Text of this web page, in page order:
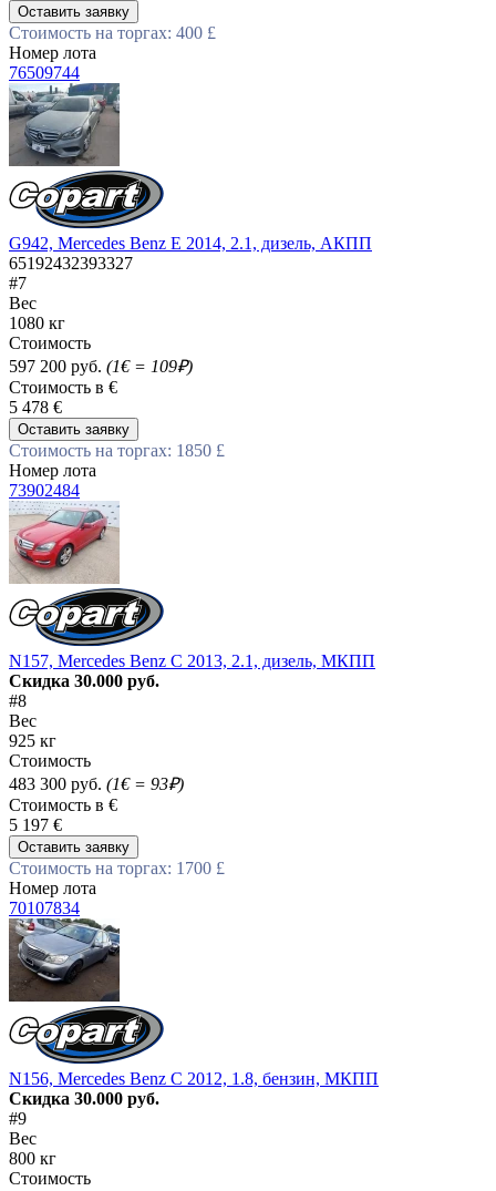
Оставить заявку
Стоимость на торгах: 400 £
Номер лота
76509744
G942, Mercedes Benz E 2014, 2.1, дизель, АКПП
65192432393327
#7
Вес
1080 кг
Стоимость
597 200 руб. (1€ = 109₽)
Стоимость в €
5 478 €
Оставить заявку
Стоимость на торгах: 1850 £
Номер лота
73902484
N157, Mercedes Benz C 2013, 2.1, дизель, МКПП
Скидка 30.000 руб.
#8
Вес
925 кг
Стоимость
483 300 руб. (1€ = 93₽)
Стоимость в €
5 197 €
Оставить заявку
Стоимость на торгах: 1700 £
Номер лота
70107834
N156, Mercedes Benz C 2012, 1.8, бензин, МКПП
Скидка 30.000 руб.
#9
Вес
800 кг
Стоимость